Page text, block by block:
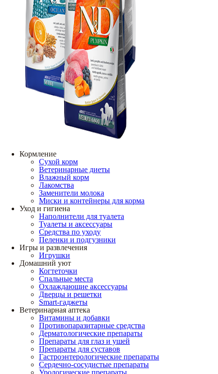
Кормление
Сухой корм
Ветеринарные диеты
Влажный корм
Лакомства
Заменители молока
Миски и контейнеры для корма
Уход и гигиена
Наполнители для туалета
Туалеты и аксессуары
Средства по уходу
Пеленки и подгузники
Игры и развлечения
Игрушки
Домашний уют
Когтеточки
Спальные места
Охлаждающие аксессуары
Дверцы и решетки
Smart-гаджеты
Ветеринарная аптека
Витамины и добавки
Противопаразитарные средства
Дерматологические препараты
Препараты для глаз и ушей
Препараты для суставов
Гастроэнтерологические препараты
Сердечно-сосудистые препараты
Урологические препараты